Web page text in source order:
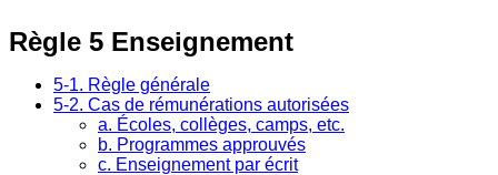
Règle 5 Enseignement
5-1. Règle générale
5-2. Cas de rémunérations autorisées
a. Écoles, collèges, camps, etc.
b. Programmes approuvés
c. Enseignement par écrit